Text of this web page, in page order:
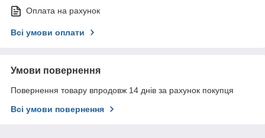
Оплата на рахунок
Всі умови оплати
Умови повернення
Повернення товару впродовж 14 днів за рахунок покупця
Всі умови повернення